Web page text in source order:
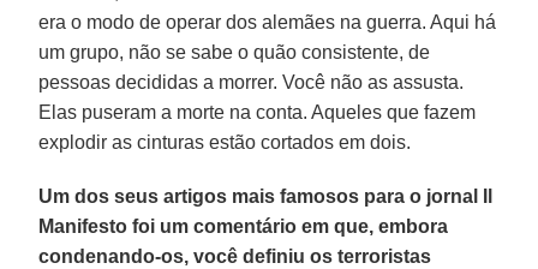
era o modo de operar dos alemães na guerra. Aqui há
um grupo, não se sabe o quão consistente, de
pessoas decididas a morrer. Você não as assusta.
Elas puseram a morte na conta. Aqueles que fazem
explodir as cinturas estão cortados em dois.
Um dos seus artigos mais famosos para o jornal Il
Manifesto foi um comentário em que, embora
condenando-os, você definiu os terroristas